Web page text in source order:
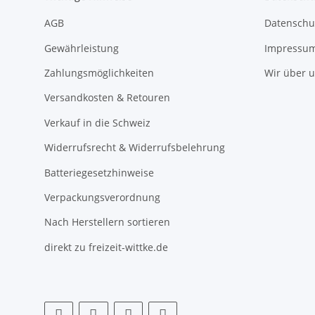
AGB
Gewährleistung
Zahlungsmöglichkeiten
Versandkosten & Retouren
Verkauf in die Schweiz
Widerrufsrecht & Widerrufsbelehrung
Batteriegesetzhinweise
Verpackungsverordnung
Nach Herstellern sortieren
direkt zu freizeit-wittke.de
Wir über